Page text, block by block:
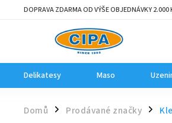
DOPRAVA ZDARMA OD VÝŠE OBJEDNÁVKY
Delikatesy Maso
Domů / Prodávané značky /